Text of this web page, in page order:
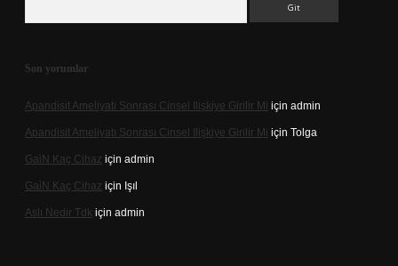
Son yorumlar
Apandisit Ameliyatı Sonrası Cinsel Ilişkiye Girilir Mi için admin
Apandisit Ameliyatı Sonrası Cinsel Ilişkiye Girilir Mi için Tolga
Gai̇N Kaç Cihaz için admin
Gai̇N Kaç Cihaz için Işıl
Aslı Nedir Tdk için admin